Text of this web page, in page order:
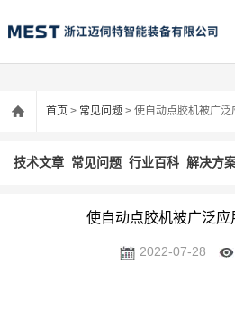
首页 > 常见问题 > 使自动点胶机被广泛
技术文章 常见问题 行业百科 解决方
使自动点胶机被广泛应
2022-07-28